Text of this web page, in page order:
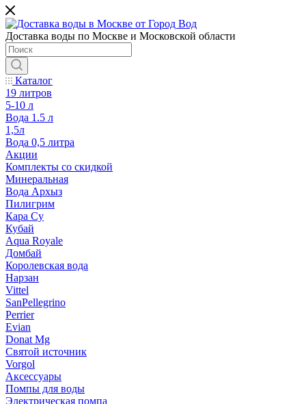
Доставка воды по Москве и Московской области
Каталог
19 литров
5-10 л
Вода 1.5 л
1,5л
Вода 0,5 литра
Акции
Комплекты со скидкой
Минеральная
Вода Архыз
Пилигрим
Кара Су
Кубай
Aqua Royale
Домбай
Королевская вода
Нарзан
Vittel
SanPellegrino
Perrier
Evian
Donat Mg
Святой источник
Vorgol
Аксессуары
Помпы для воды
Электрическая помпа